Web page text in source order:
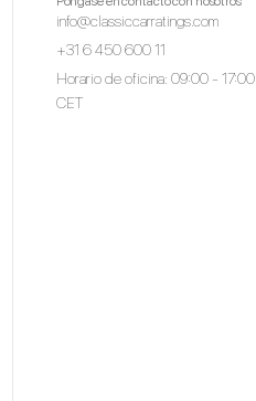
info@classiccarratings.com
+31 6 450 600 11
Horario de oficina: 09:00 - 17:00
CET